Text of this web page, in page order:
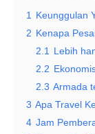
1
Keunggulan
2 Kenapa
2.1
Lebih
2.2
2.3 Armada
3 Apa Travel
4 Jam